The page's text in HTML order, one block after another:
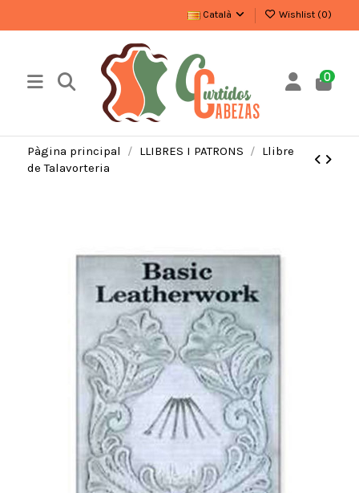
Català Wishlist (0)
0
Pàgina principal LLIBRES I PATRONS
Llibre
de Talavorteria